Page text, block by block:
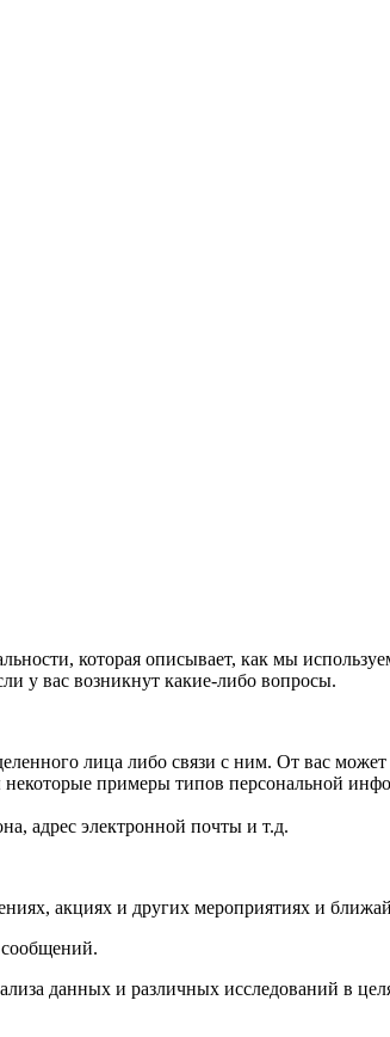
которая описывает, как мы
у вас возникнут какие-либо вопросы.
лица либо связи с ним. От вас
примеры типов персональной
адрес электронной почты и т.д.
акциях и других мероприятиях и
данных и различных исследований в